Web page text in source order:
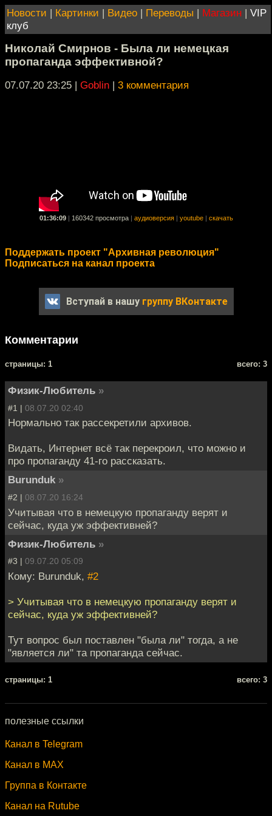
Новости | Картинки | Видео | Переводы | Магазин | VIP
клуб
Николай Смирнов - Была ли немецкая
пропаганда эффективной?
07.07.20 23:25 | Goblin | 3 комментария
01:36:09 160342 просмотра аудиоверсия youtube скачать
Поддержать проект "Архивная революция"
Подписаться на канал проекта
Вступай в нашу группу ВКонтакте
Комментарии
cтраницы: 1 всего: 3
Физик-Любитель »
#1 | 08.07.20 02:40
Нормально так рассекретили архивов.
Видать, Интернет всё так перекроил, что можно и
про пропаганду 41-го рассказать.
Burunduk »
#2 | 08.07.20 16:24
Учитывая что в немецкую пропаганду верят и
сейчас, куда уж эффективней?
Физик-Любитель »
#3 | 09.07.20 05:09
Кому: Burunduk, #2
> Учитывая что в немецкую пропаганду верят и
сейчас, куда уж эффективней?
Тут вопрос был поставлен "была ли" тогда, а не
"является ли" та пропаганда сейчас.
cтраницы: 1 всего: 3
полезные ссылки
Канал в Telegram
Канал в MAX
Группа в Контакте
Канал на Rutube